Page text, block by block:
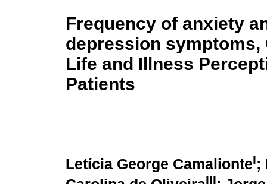
Frequency of anxiety
depression symptoms,
Life and Illness
Patients
Letícia George CamalionteI;
III